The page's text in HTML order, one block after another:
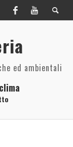
ed ambientali